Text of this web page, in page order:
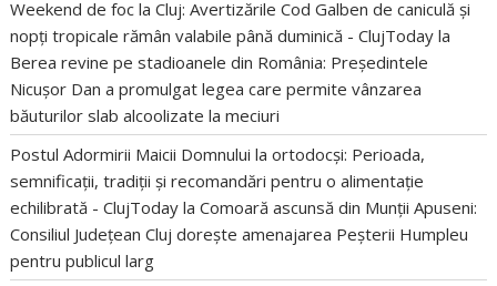
Weekend de foc la Cluj: Avertizările Cod Galben de caniculă și
nopți tropicale rămân valabile până duminică - ClujToday la
Berea revine pe stadioanele din România: Președintele
Nicușor Dan a promulgat legea care permite vânzarea
băuturilor slab alcoolizate la meciuri
Postul Adormirii Maicii Domnului la ortodocși: Perioada,
semnificații, tradiții și recomandări pentru o alimentație
echilibrată - ClujToday laComoară ascunsă din Munții Apuseni:
Consiliul Județean Cluj dorește amenajarea Peșterii Humpleu
pentru publicul larg